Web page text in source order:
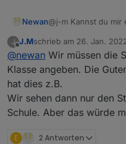
Newan@j-m Kannst du
man dann da?
J J.Mschrieb am 26. Jan.
zuletzt editiert von
@newan Wir müssen die
Klasse angeben. Die
hat dies z.B.
Wir sehen dann nur den
Schule. Aber das würde
E 2 Antworten